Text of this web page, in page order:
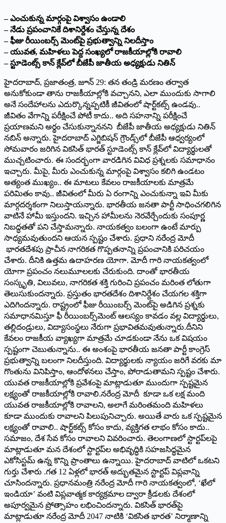
– ఎంచుకున్న మార్గంపై విశ్వాసం ఉండాలి
– నేడు ప్ర‌పంచానికే దిశానిర్దేశం చేస్తున్న దేశం
– ఫీజు రీయింబ‌ర్స్ మెంట్‌పై ప్ర‌భుత్వాన్ని నిల‌దీస్తాం
– యువ‌త‌, మ‌హిళ‌లు పెద్ద సంఖ్య‌లో రాజ‌కీయాల్లోకి రావాలి
– స్టూడెంట్స్ కాన్ క్లేవ్‌లో బీజేపీ జాతీయ అధ్య‌క్షుడు నితిన్
హైద‌రాబాద్‌, ప్ర‌జాతంత్ర‌, జూన్ 29: త‌న తండ్రి మరణం తర్వాత
అనుకోకుండా తాను రాజకీయాల్లోకి వచ్చాన‌ని, ఎలా ముందుకు సాగాలి
అనే సందేహాలను ఎదుర్కొన్న‌ప్ప‌టికీ జీవితంలో షార్ట్‌కట్స్ ఉండవు..
జీవితం వేగాన్ని పరీక్షించే పోటీ కాదు.. అది సహనాన్ని పరీక్షించే
ప్రయాణమ‌ని అర్థం చేసుకున్నాన‌నని బీజేపీ జాతీయ అధ్య‌క్షుడు నితిన్
న‌బిన్ అన్నారు. హైద‌రాబాద్ ఎగ్జిబిష‌న్ గ్రౌండ్స్‌లో బీజేపీ ఆధ్వ‌ర్యంలో
సోమ‌వారం జ‌రిగిన‌ విక‌సిత్ భార‌త్ స్టూడెంట్స్ కాన్ క్లేవ్‌లో విద్యార్థుల‌తో
ముచ్చ‌టించారు. ఈ సంద‌ర్భంగా వార‌డిగిన వివిధ ప్ర‌శ్న‌ల‌కు స‌మాధానం
ఇచ్చారు. మీపై, మీరు ఎంచుకున్న మార్గంపై విశ్వాసం కలిగి ఉండటం
అత్యంత ముఖ్యం.. ఈ మాటలు కేవలం రాజకీయాలకు మాత్రమే
పరిమితం కావు.. జీవితంలో మీరు ఏ రంగాన్ని ఎంచుకున్నా ఇవి మీకు
మార్గదర్శకంగా నిలుస్తాయ‌న్నారు. భారతీయ జనతా పార్టీ సాధించగలిగిన
వాటినే హామీ ఇస్తుంద‌ని. ఇచ్చిన హామీలను నెరవేర్చేందుకు సంపూర్ణ
నిబద్ధతతో పని చేస్తామ‌న్నారు. నాయకత్వం బలంగా ఉంటే మార్పు
సాధ్యమవుతుందని ఆయ‌న స్ప‌ష్టం చేశారు. ప్రధాని నరేంద్ర మోదీ
భారతదేశపు ప్రాచీన నాగరికత గొప్పతనాన్ని ప్రపంచానికి పరిచయం
చేశారు. దీనికి ఉత్తమ ఉదాహరణ యోగా. మోదీ గారి నాయకత్వంలో
యోగా ప్రపంచం నలుమూలలకు చేరుకుంది. దాంతో భారతీయ
సంస్కృతి, విలువలు, నాగరికత శక్తి గురించి ప్రపంచం మరింత లోతుగా
తెలుసుకుంద‌న్నారు. ప్ర‌స్తుతం భారతదేశం దిశానిర్దేశం చేయగల శక్తిగా
ఎదిగిందన్నారు. రాష్ట్రంలో ఫీజు రీయింబ‌ర్స్ మెంట్‌పై అడిగిన ప్ర‌శ్న‌కు
స‌మాధాన‌మిస్తూ ఫీ రీయింబర్స్‌మెంట్ ఆలస్యం కావడం వల్ల విద్యార్థులు,
తల్లిదండ్రులు, విద్యాసంస్థలు నేరుగా ప్రభావితమవుతున్నారు.దీనిని
కేవలం రాజకీయ వ్యాఖ్యగా మాత్రమే చూడకుండా నేను ఒక విషయం
స్పష్టంగా చెబుతున్నాను.. ఈ అంశంపై భారతీయ జనతా పార్టీ కాంగ్రెస్
ప్రభుత్వాన్ని బలంగా నిలదీస్తుంది. విద్యార్థులకు న్యాయం జరిగే వరకు మా
గొంతును వినిపిస్తాం, ఆందోళనలు చేస్తాం, పోరాడుతామ‌ని స్ప‌ష్టం చేశారు.
యువ‌త రాజ‌కీయాల్లోకి ప్ర‌వేశంపై మాట్లాడుతూ ముందుగా స్పష్టమైన
లక్ష్యంతో రాజకీయాల్లోకి రావాలి.నరేంద్ర మోదీ కూడా ఒక లక్ష మంది
యువత రాజకీయాల్లోకి రావాలని, అలాగే మరింతమంది మహిళలు
కూడా ముందుకు రావాలని పిలుపునిచ్చారు. అయితే వారు ఒక స్పష్టమైన
లక్ష్యంతో రావాలి.. షార్ట్‌కట్స్ కోసం కాదు, వ్యక్తిగత లాభం కోసం కాదు..
సమాజం, దేశ సేవ కోసం రావాల‌ని వివ‌రించారు. తెలంగాణ‌లో స్టార్ట‌ప్‌ల‌పై
మాట్లాడుతూ మన దేశంలో స్టార్టప్‌ల అభివృద్ధికి సహజసిద్ధమైన
ఎకోసిస్టమ్ ఉన్న కొన్ని ప్రాంతాలు ఉన్నాయి. హైదరాబాద్ వాటిలో ఒకట‌ని
గుర్తు చేశారు .గత 12 ఏళ్లలో భారత్ అద్భుతమైన స్టార్టప్ విప్లవాన్ని
చూసింద‌న్నారు. ప్రధానమంత్రి నరేంద్ర మోదీ గారి నాయకత్వంలో, ‘ఖేలో
ఇండియా’ వంటి విప్లవాత్మక కార్యక్రమాల ద్వారా క్రీడలకు దేశంలో
అపూర్వమైన ప్రోత్సాహం లభించింద‌న్నారు. విక‌సిత్ భార‌త్‌పై
మాట్లాడుతూ నరేంద్ర మోదీ 2047 నాటికి ‘వికసిత భారత’ నిర్మాణాన్ని